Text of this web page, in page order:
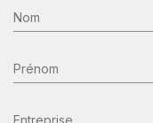
Nom
*
Prénom
Entreprise